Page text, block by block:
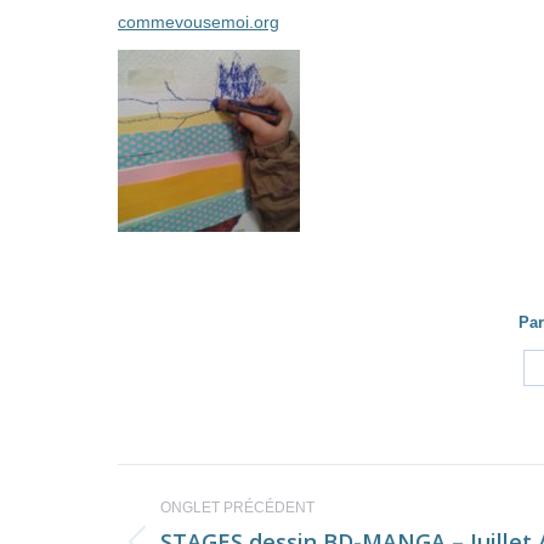
commevousemoi.org
Navigation
ONGLET PRÉCÉDENT